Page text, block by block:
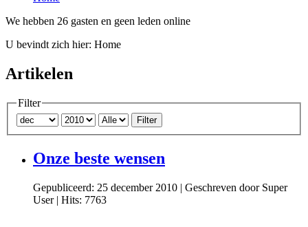
We hebben 26 gasten en geen leden online
U bevindt zich hier: Home
Artikelen
Filter
Filter
Onze beste wensen
Gepubliceerd: 25 december 2010 | Geschreven door Super
User| Hits: 7763